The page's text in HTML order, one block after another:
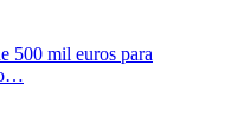
500 mil euros para